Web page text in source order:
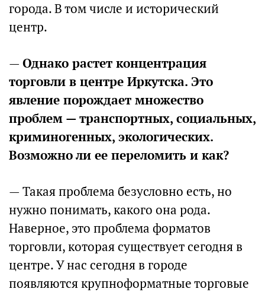
города. В том числе и исторический
центр.
—Однако растет концентрация
торговли в центре Иркутска. Это
явление порождает множество
проблем — транспортных, социальных,
криминогенных, экологических.
Возможно ли ее переломить и как?
— Такая проблема безусловно есть, но
нужно понимать, какого она рода.
Наверное, это проблема форматов
торговли, которая существует сегодня в
центре. У нас сегодня в городе
появляются крупноформатные торговые